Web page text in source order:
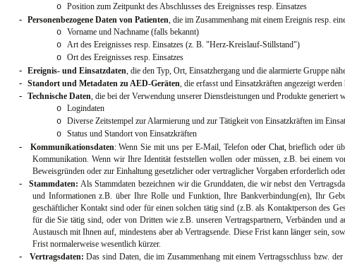
o Position zum Zeitpunkt des Abschlusses des Ereignisses resp. Einsatzes
- Personenbezogene Daten von Patienten, die im Zusammenhang mit einem Ereignis resp.
o Vorname und Nachname (falls bekannt)
o Art des Ereignisses resp. Einsatzes (z. B. "Herz-Kreislauf-Stillstand")
o Ort des Ereignisses resp. Einsatzes
- Ereignis- und Einsatzdaten, die den Typ, Ort, Einsatzhergang und die alarmierte Gruppe
- Standort und Metadaten zu AED-Geräten, die erfasst und Einsatzkräften angezeigt werden
- Technische Daten, die bei der Verwendung unserer Dienstleistungen und Produkte generiert
o Logindaten
o Diverse Zeitstempel zur Alarmierung und zur Tätigkeit von Einsatzkräften im
o Status und Standort von Einsatzkräften
- Kommunikationsdaten: Wenn Sie mit uns per E-Mail, Telefon oder Chat, brieflich oder
Kommunikation. Wenn wir Ihre Identität feststellen wollen oder müssen, z.B. bei einem
Beweisgründen oder zur Einhaltung gesetzlicher oder vertraglicher Vorgaben erforderlich
- Stammdaten: Als Stammdaten bezeichnen wir die Grunddaten, die wir nebst den
und Informationen z.B. über Ihre Rolle und Funktion, Ihre Bankverbindung(en), Ihr
geschäftlicher Kontakt sind oder für einen solchen tätig sind (z.B. als Kontaktperson des
für die Sie tätig sind, oder von Dritten wie z.B. unseren Vertragspartnern, Verbänden und
Austausch mit Ihnen auf, mindestens aber ab Vertragsende. Diese Frist kann länger sein,
Frist normalerweise wesentlich kürzer.
- Vertragsdaten: Das sind Daten, die im Zusammenhang mit einem Vertragsschluss bzw.